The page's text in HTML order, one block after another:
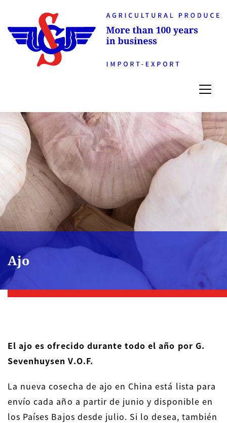
Ajo
El ajo es ofrecido durante todo el año por G.
Sevenhuysen V.O.F.
La nueva cosecha de ajo en China está lista para
envío cada año a partir de junio y disponible en
los Países Bajos desde julio. Si lo desea, también